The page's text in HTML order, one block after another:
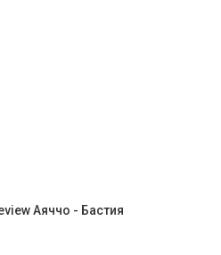
Аяччо - Бастия